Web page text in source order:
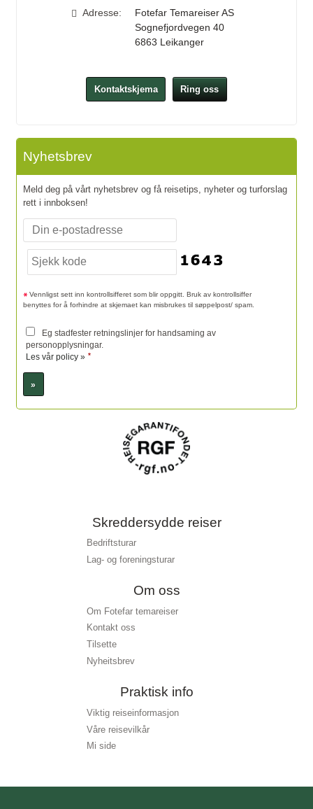
Adresse:
Fotefar Temareiser AS
Sognefjordvegen 40
6863 Leikanger
Kontaktskjema Ring oss
Nyhetsbrev
Meld deg på vårt nyhetsbrev og få reisetips, nyheter og turforslag
rett i innboksen!
Vennligst sett inn kontrollsifferet som blir oppgitt. Bruk av kontrollsiffer
benyttes for å forhindre at skjemaet kan misbrukes til søppelpost/ spam.
Eg stadfester retningslinjer for handsaming av
personopplysningar.
Les vår policy » *
Sosiale medier
Skreddersydde reiser
Bedriftsturar
Lag- og foreningsturar
Om oss
Om Fotefar temareiser
Kontakt oss
Tilsette
Nyheitsbrev
Praktisk info
Viktig reiseinformasjon
Våre reisevilkår
Mi side